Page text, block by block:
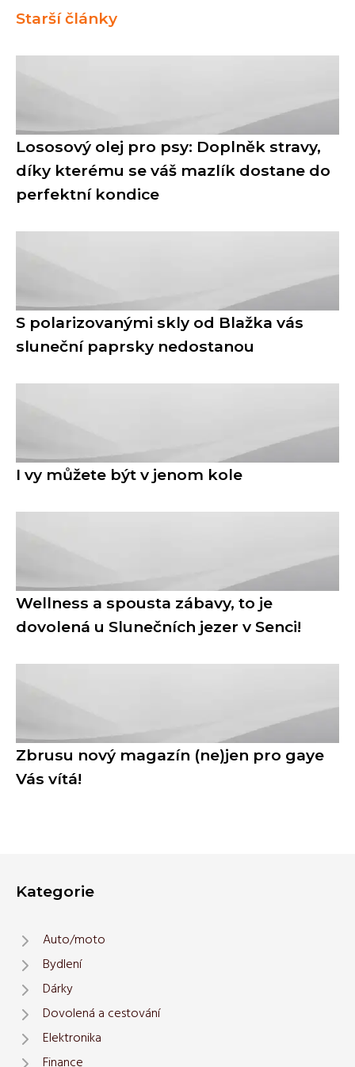
Starší články
Lososový olej pro psy: Doplněk stravy,
díky kterému se váš mazlík dostane do
perfektní kondice
S polarizovanými skly od Blažka vás
sluneční paprsky nedostanou
I vy můžete být v jenom kole
Wellness a spousta zábavy, to je
dovolená u Slunečních jezer v Senci!
Zbrusu nový magazín (ne)jen pro gaye
Vás vítá!
Kategorie
Auto/moto
Bydlení
Dárky
Dovolená a cestování
Elektronika